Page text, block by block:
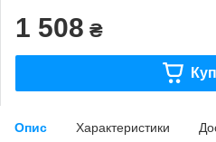
1 508 ₴
Опис Характеристики